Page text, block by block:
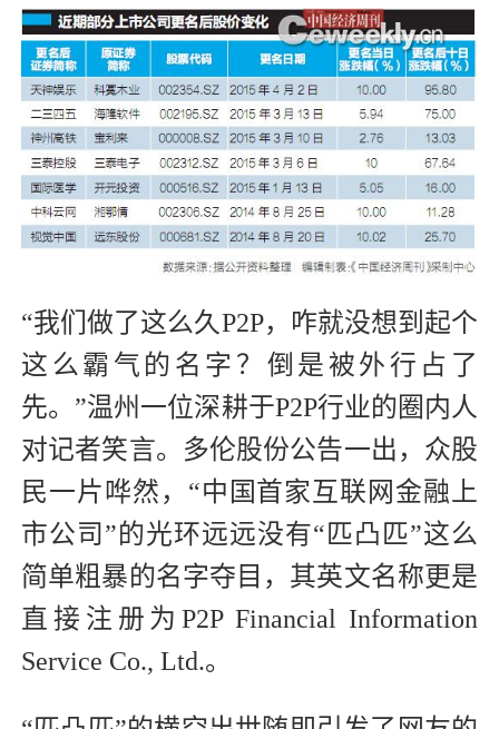
“我们做了这么久P2P，咋就没想到起个
这么霸气的名字？倒是被外行占了
先。”温州一位深耕于P2P行业的圈内人
对记者笑言。多伦股份公告一出，众股
民一片哗然，“中国首家互联网金融上
市公司”的光环远远没有“匹凸匹”这么
简单粗暴的名字夺目，其英文名称更是
直接注册为P2P Financial Information
Service Co., Ltd.。